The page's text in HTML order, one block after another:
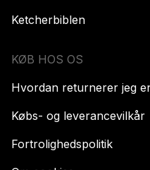
Ketcherbiblen
KØB HOS OS
Hvordan returnerer jeg
Købs- og leverancevilkår
Fortrolighedspolitik